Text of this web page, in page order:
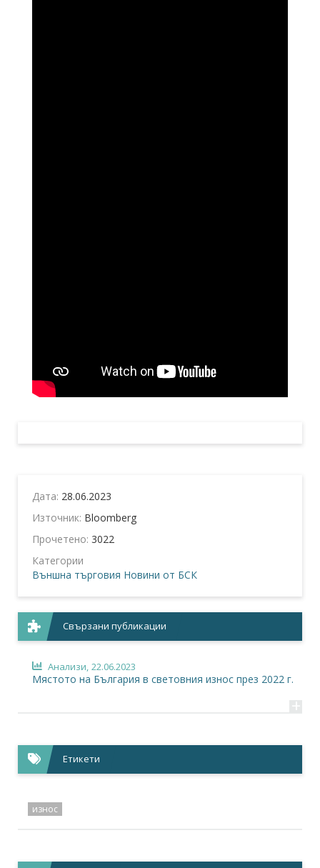
Дата: 28.06.2023
Източник: Bloomberg
Прочетено: 3022
Категории
Външна търговия Новини от БСК
Свързани публикации
Анализи, 22.06.2023
Мястото на България в световния износ през 2022 г.
+
Етикети
износ